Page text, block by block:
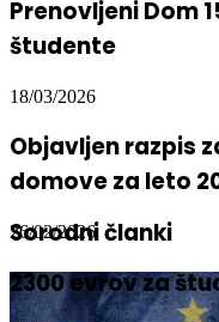
Prenovljeni Dom
Objavljen razpis
domove za leto
2300 evrov za